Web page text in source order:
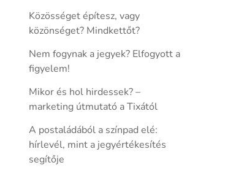
Közösséget építesz, vagy
közönséget? Mindkettőt?
Nem fogynak a jegyek? Elfogyott a
figyelem!
Mikor és hol hirdessek? –
marketing útmutató a Tixától
A postaládából a színpad elé:
hírlevél, mint a jegyértékesítés
segítője